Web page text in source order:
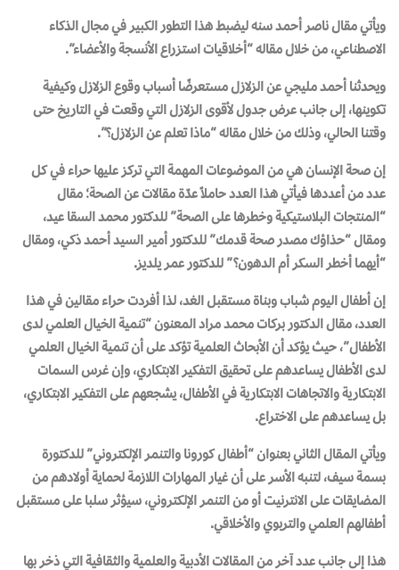
ويأتي مقال ناصر أحمد سنه ليضبط هذا التطور الكبير في مجال الذكاء
الاصطناعي، من خلال مقاله “أخلاقيات استزراع الأنسجة والأعضاء”.
ويحدثنا أحمد مليجي عن الزلازل مستعرضًا أسباب وقوع الزلازل وكيفية
تكوينها، إلى جانب عرض جدول لأقوى الزلازل التي وقعت في التاريخ حتى
وقتنا الحالي، وذلك من خلال مقاله “ماذا تعلم عن الزلازل؟”.
إن صحة الإنسان هي من الموضوعات المهمة التي تركز عليها حراء في كل
عدد من أعددها فيأتي هذا العدد حاملاً عدّة مقالات عن الصحة؛ مقال
“المنتجات البلاستيكية وخطرها على الصحة” للدكتور محمد السقا عيد،
ومقال “حذاؤك مصدر صحة قدمك” للدكتور أمير السيد أحمد ذكي، ومقال
“أيهما أخطر السكر أم الدهون؟” للدكتور عمر يلديز.
إن أطفال اليوم شباب وبناة مستقبل الغد، لذا أفردت حراء مقالين في هذا
العدد، مقال الدكتور بركات محمد مراد المعنون “تنمية الخيال العلمي لدى
الأطفال”، حيث يؤكد أن الأبحاث العلمية تؤكد على أن تنمية الخيال العلمي
لدى الأطفال يساعدهم على تحقيق التفكير الابتكاري، وإن غرس السمات
الابتكارية والاتجاهات الابتكارية في الأطفال، يشجعهم على التفكير الابتكاري،
بل يساعدهم على الاختراع.
ويأتي المقال الثاني بعنوان “أطفال كورونا والتنمر الإلكتروني” للدكتورة
بسمة سيف، لتنبه الأسر على أن غيار المهارات اللازمة لحماية أولادهم من
المضايقات على الانترنيت أو من التنمر الإلكتروني، سيؤثر سلبا على مستقبل
أطفالهم العلمي والتربوي والأخلاقي.
هذا إلى جانب عدد آخر من المقالات الأدبية والعلمية والثقافية التي ذخر بها